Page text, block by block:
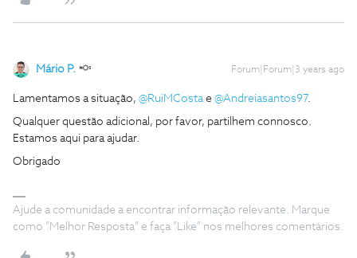
Mário P. Forum|Forum|3 years ago
Lamentamos a situação, @RuiMCostae @Andreiasantos97.
Qualquer questão adicional, por favor, partilhem connosco.
Estamos aqui para ajudar.
Obrigado
Ajude a comunidade a encontrar informação relevante. Marque
como "Melhor Resposta" e faça "Like" nos melhores comentários.